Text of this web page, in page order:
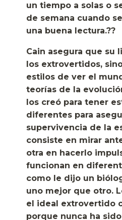
un tiempo a solas o
de semana cuando
una buena lectura.??
Cain asegura que su
los extrovertidos,
estilos de ver el
teorías de la
los creó para tener
diferentes para
supervivencia de la
consiste en mirar
otra en hacerlo
funcionan en
como le dijo un
uno mejor que otro.
el ideal extrovertido
porque nunca ha